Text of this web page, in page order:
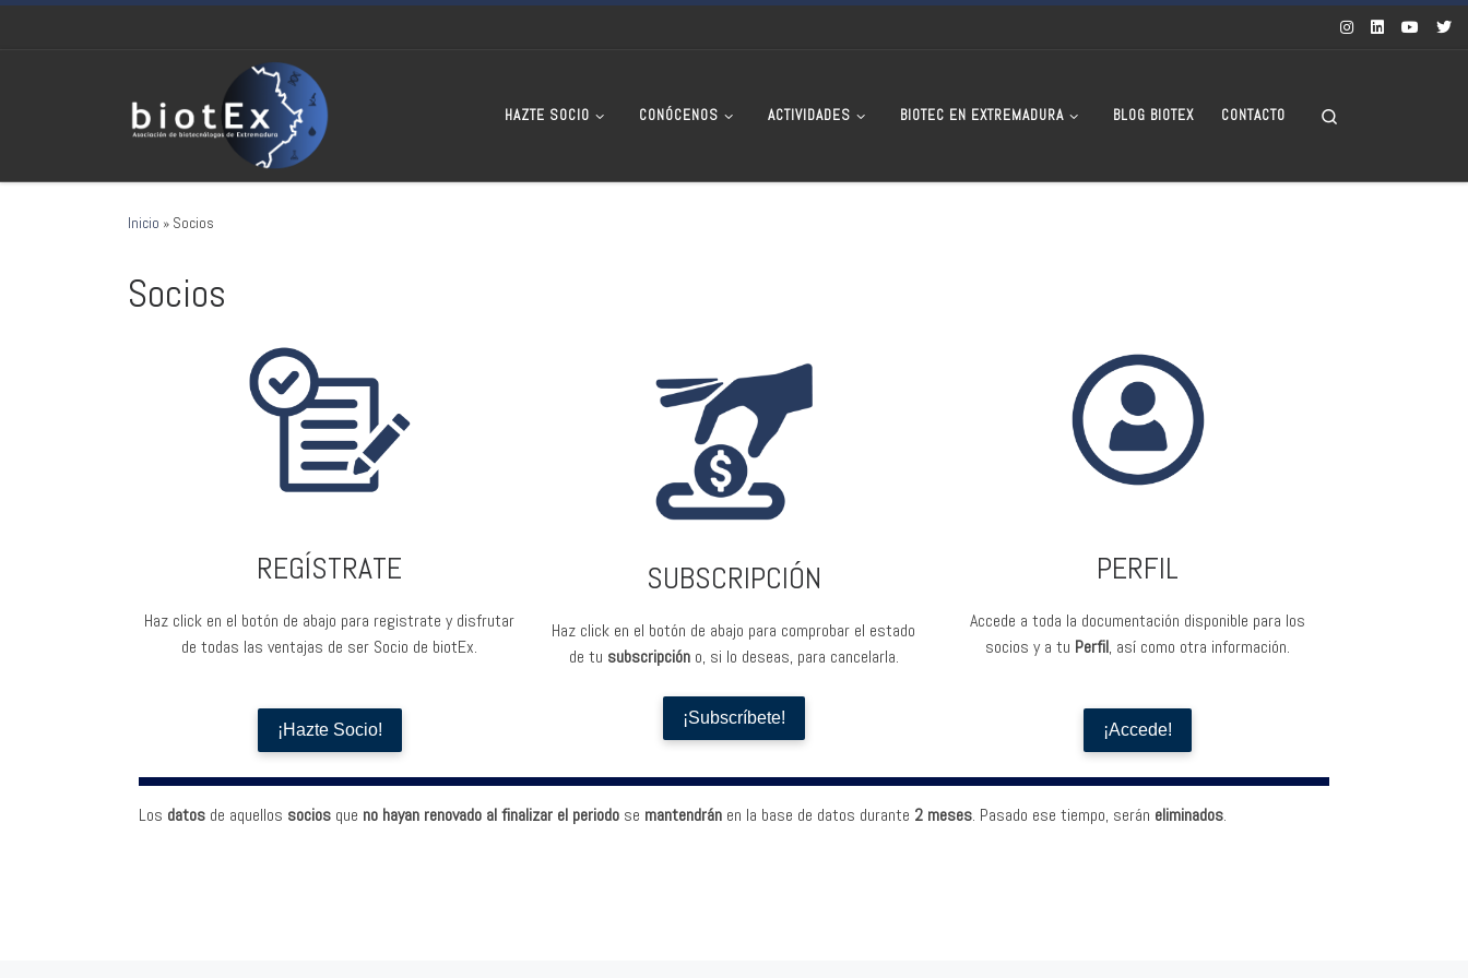
HAZTE SOCIO CONÓCENOS ACTIVIDADES BIOTEC EN EXTREMADURA BLOG BIOTEX CONTACTO
Inicio » Socios
Socios
REGÍSTRATE
Haz click en el botón de abajo para registrate y disfrutar
de todas las ventajas de ser Socio de biotEx.
¡Hazte Socio!
SUBSCRIPCIÓN
Haz click en el botón de abajo para comprobar el estado
de tu subscripción o, si lo deseas, para cancelarla.
¡Subscríbete!
PERFIL
Accede a toda la documentación disponible para los
socios y a tu Perfil, así como otra información.
¡Accede!
Los datos de aquellos socios que no hayan renovado al finalizar el periodo se mantendrán en la base de datos durante 2 meses. Pasado ese tiempo, serán eliminados.